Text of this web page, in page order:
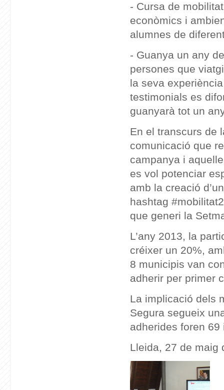
- Cursa de
econòmics i
alumnes de
- Guanya un any
persones que
la seva
testimonials es
guanyarà tot un
En el transcurs de
comunicació que
campanya i
es vol potenciar
amb la creació
hashtag
que generi la
L’any 2013, la
créixer un 20%,
8 municipis van
adherir per primer
La implicació dels
Segura segueix
adherides foren 69
Lleida, 27 de maig